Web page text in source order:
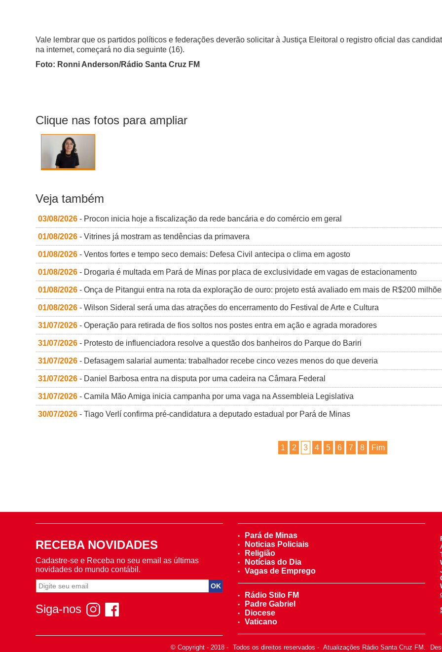
Vale lembrar que os partidos políticos e federações deverão solicitar à Justiça Eleitoral o registro oficial das
na internet, começará no dia seguinte (16).
Foto: Ronni Anderson/Rádio Santa Cruz FM
Clique nas fotos para ampliar
Veja também
03/08/2026 - Procon inicia hoje a fiscalização da rede bancária e do comércio em geral
01/08/2026 - Vitrines já mostram as tendências da primavera
01/08/2026 - Ventos fortes e tempo seco demais: Defesa Civil antecipa o clima em agosto
01/08/2026 - Drogaria é multada em Pará de Minas por placa de exclusividade em vagas de estacionamento
01/08/2026 - Onça de Pitangui entra na rota da exploração de ouro: projeto está avaliado em mais de R$200
01/08/2026 - Wilson Sideral será uma das atrações do encerramento do Festival de Arte e Cultura
31/07/2026 - Operação para retirada de fios soltos nos postes entra em ação e agrada moradores
31/07/2026 - Protesto de influenciadora resolve a questão dos banheiros do Parque do Bariri
31/07/2026 - Defasagem salarial aumenta: trabalhador recebe cinco vezes menos do que deveria
31/07/2026 - Daniel Barbosa entra na disputa por uma cadeira na Câmara Federal
31/07/2026 - Camila Mão Amiga inicia campanha por uma vaga na Assembleia Legislativa
30/07/2026 - Tiago Verlí confirma pré-candidatura a deputado estadual por Pará de Minas
1 2 3 4 5 6 7 8 Fim
RECEBA NOVIDADES
Cadastre-se e Receba no seu email as últimas
novidades do mundo contábil.
Siga-nos
Pará de Minas
Noticias Policiais
Religião
Notícias do Dia
Vagas de Emprego
Rádio Stilo FM
Padre Gabriel
Diocese
Vaticano
© Copyright - 2018 - Todos os direitos reservados - Atualizações Rádio Santa Cruz FM.